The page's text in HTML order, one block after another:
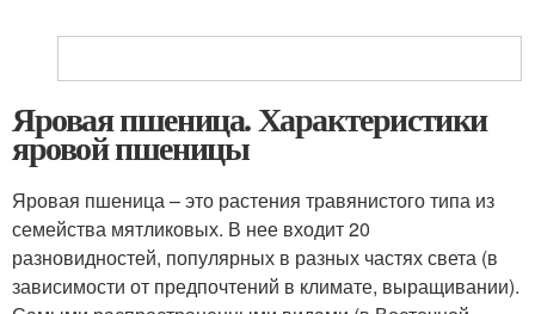
Яровая пшеница. Характеристики
яровой пшеницы
Яровая пшеница – это растения травянистого типа из
семейства мятликовых. В нее входит 20
разновидностей, популярных в разных частях света (в
зависимости от предпочтений в климате, выращивании).